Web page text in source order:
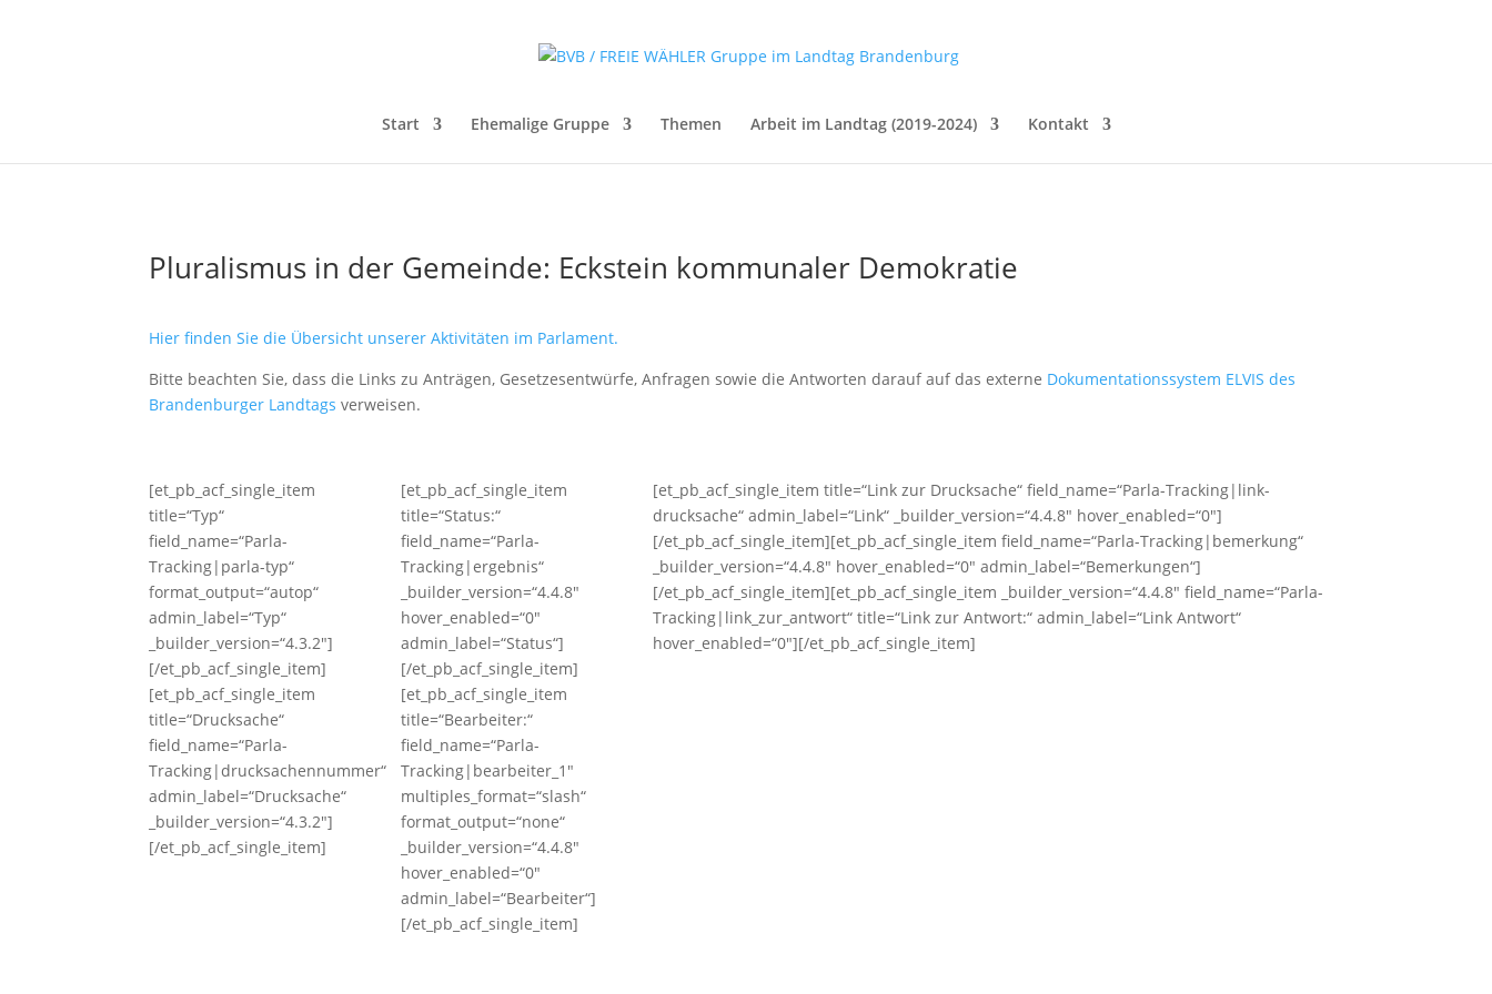
Start Ehemalige Gruppe Themen Arbeit im Landtag (2019-2024) Kontakt
Pluralismus in der Gemeinde: Eckstein kommunaler Demokratie
Hier finden Sie die Übersicht unserer Aktivitäten im Parlament.
Bitte beachten Sie, dass die Links zu Anträgen, Gesetzesentwürfe, Anfragen sowie die Antworten darauf auf das externe Dokumentationssystem ELVIS des
Brandenburger Landtags verweisen.
[et_pb_acf_single_item
title=“Typ“
field_name=“Parla-
Tracking|parla-typ“
format_output=“autop“
admin_label=“Typ“
_builder_version=“4.3.2″]
[/et_pb_acf_single_item]
[et_pb_acf_single_item
title=“Drucksache“
field_name=“Parla-
Tracking|drucksachennummer“
admin_label=“Drucksache“
_builder_version=“4.3.2″]
[/et_pb_acf_single_item]
[et_pb_acf_single_item
title=“Status:“
field_name=“Parla-
Tracking|ergebnis“
_builder_version=“4.4.8″
hover_enabled=“0″
admin_label=“Status“]
[/et_pb_acf_single_item]
[et_pb_acf_single_item
title=“Bearbeiter:“
field_name=“Parla-
Tracking|bearbeiter_1″
multiples_format=“slash“
format_output=“none“
_builder_version=“4.4.8″
hover_enabled=“0″
admin_label=“Bearbeiter“]
[/et_pb_acf_single_item]
[et_pb_acf_single_item title=“Link zur Drucksache“ field_name=“Parla-Tracking|link-
drucksache“ admin_label=“Link“ _builder_version=“4.4.8″ hover_enabled=“0″]
[/et_pb_acf_single_item][et_pb_acf_single_item field_name=“Parla-Tracking|bemerkung“
_builder_version=“4.4.8″ hover_enabled=“0″ admin_label=“Bemerkungen“]
[/et_pb_acf_single_item][et_pb_acf_single_item _builder_version=“4.4.8″ field_name=“Parla-
Tracking|link_zur_antwort“ title=“Link zur Antwort:“ admin_label=“Link Antwort“
hover_enabled=“0″][/et_pb_acf_single_item]